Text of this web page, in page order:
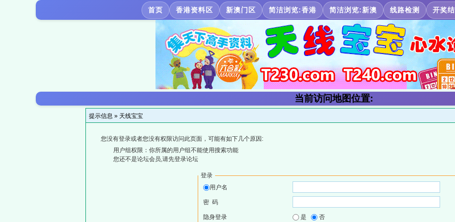
首页 香港资料区 新澳门区 简洁浏览:香港 简洁浏览:新澳 线路检测 开奖
当前访问地图位置:
提示信息 » 天线宝宝
您没有登录或者您没有权限访问此页面，可能有如下几个原因:
用户组权限：你所属的用户组不能使用搜索功能
您还不是论坛会员,请先登录论坛
登录
用户名
密 码
隐身登录 是 否